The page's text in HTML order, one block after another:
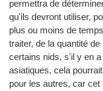
permettra de
qu'ils devront utiliser,
plus ou moins de
traiter, de la quantité
certains nids, s'il y en
asiatiques, cela
pour les autres, car